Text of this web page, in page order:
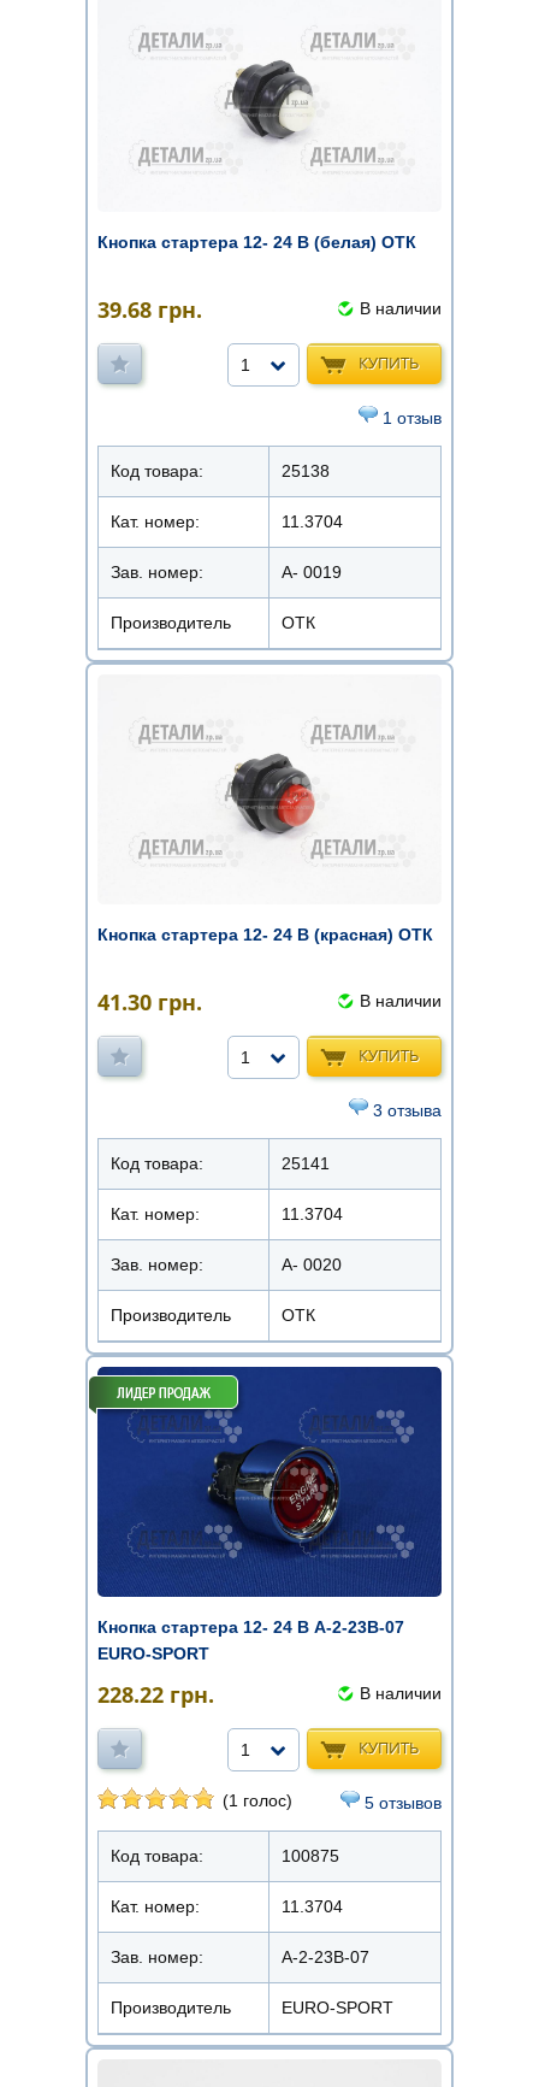
Кнопка стартера 12- 24 В (белая) ОТК
39.68 грн. В наличии
КУПИТЬ
1
1 отзыв
Код товара: 25138
Кат. номер: 11.3704
Зав. номер: А- 0019
Производитель ОТК
Кнопка стартера 12- 24 В (красная) ОТК
41.30 грн. В наличии
КУПИТЬ
1
3 отзыва
Код товара: 25141
Кат. номер: 11.3704
Зав. номер: А- 0020
Производитель ОТК
Кнопка стартера 12- 24 В А-2-23В-07
EURO-SPORT
228.22 грн. В наличии
КУПИТЬ
1
(1 голос) 5 отзывов
Код товара: 100875
Кат. номер: 11.3704
Зав. номер: А-2-23В-07
Производитель EURO-SPORT